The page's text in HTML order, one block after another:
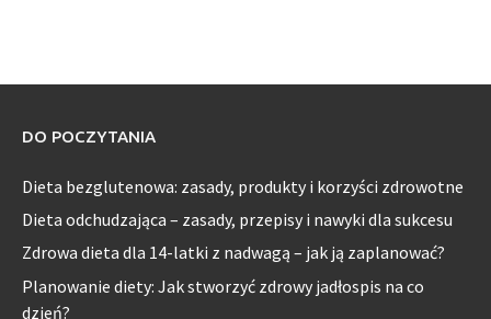
DO POCZYTANIA
Dieta bezglutenowa: zasady, produkty i korzyści zdrowotne
Dieta odchudzająca – zasady, przepisy i nawyki dla sukcesu
Zdrowa dieta dla 14-latki z nadwagą – jak ją zaplanować?
Planowanie diety: Jak stworzyć zdrowy jadłospis na co
dzień?